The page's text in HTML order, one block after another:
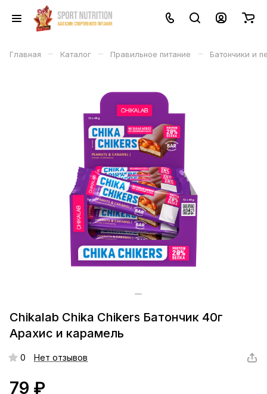
Главная – Каталог – Правильное питание – Батончики и
Chikalab Chika Chikers Батончик 40г
Арахис и карамель
0 Нет отзывов
79 ₽